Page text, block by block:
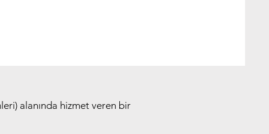
alanında hizmet veren bir